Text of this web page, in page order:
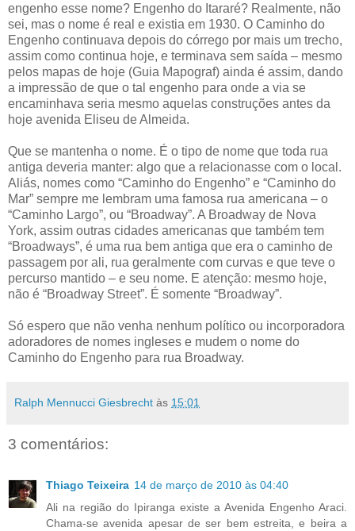
engenho esse nome? Engenho do Itararé? Realmente, não
sei, mas o nome é real e existia em 1930. O Caminho do
Engenho continuava depois do córrego por mais um trecho,
assim como continua hoje, e terminava sem saída – mesmo
pelos mapas de hoje (Guia Mapograf) ainda é assim, dando
a impressão de que o tal engenho para onde a via se
encaminhava seria mesmo aquelas construções antes da
hoje avenida Eliseu de Almeida.
Que se mantenha o nome. É o tipo de nome que toda rua
antiga deveria manter: algo que a relacionasse com o local.
Aliás, nomes como “Caminho do Engenho” e “Caminho do
Mar” sempre me lembram uma famosa rua americana – o
“Caminho Largo”, ou “Broadway”. A Broadway de Nova
York, assim outras cidades americanas que também tem
“Broadways”, é uma rua bem antiga que era o caminho de
passagem por ali, rua geralmente com curvas e que teve o
percurso mantido – e seu nome. E atenção: mesmo hoje,
não é “Broadway Street”. É somente “Broadway”.
Só espero que não venha nenhum político ou incorporadora
adoradores de nomes ingleses e mudem o nome do
Caminho do Engenho para rua Broadway.
Ralph Mennucci Giesbrecht às 15:01
3 comentários:
Thiago Teixeira 14 de março de 2010 às 04:40
Ali na região do Ipiranga existe a Avenida Engenho Araci.
Chama-se avenida apesar de ser bem estreita, e beira a